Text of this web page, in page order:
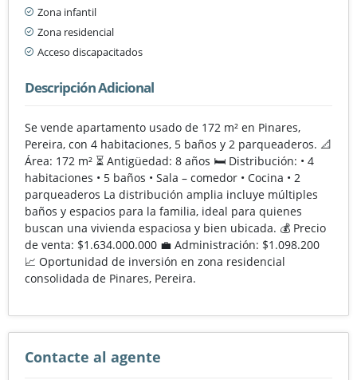
Zona infantil
Zona residencial
Acceso discapacitados
Descripción Adicional
Se vende apartamento usado de 172 m² en Pinares,
Pereira, con 4 habitaciones, 5 baños y 2 parqueaderos. 📐
Área: 172 m² ⏳ Antigüedad: 8 años 🛏️ Distribución: • 4
habitaciones • 5 baños • Sala – comedor • Cocina • 2
parqueaderos La distribución amplia incluye múltiples
baños y espacios para la familia, ideal para quienes
buscan una vivienda espaciosa y bien ubicada. 💰 Precio
de venta: $1.634.000.000 💼 Administración: $1.098.200
📈 Oportunidad de inversión en zona residencial
consolidada de Pinares, Pereira.
Contacte al agente